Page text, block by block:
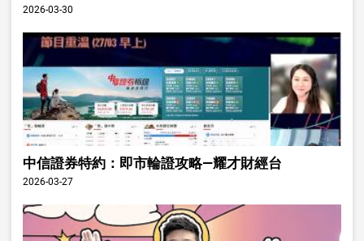
2026-03-30
中信證券特約：即市輪證攻略—耀才財經台
2026-03-27